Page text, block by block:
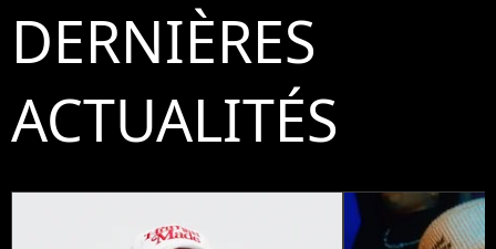
DERNIÈRES
ACTUALITÉS